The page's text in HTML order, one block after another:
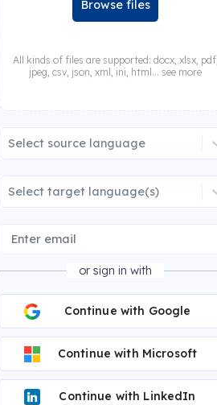
Browse files
All kinds of files are supported: docx, xlsx, pdf,
jpeg, csv, json, xml, ini, html... see more
Select source language
Select target language(s)
or sign in with
Continue with Google
Continue with Microsoft
Continue with LinkedIn